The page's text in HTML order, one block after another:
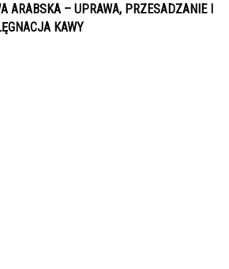
ARABSKA – UPRAWA, PRZESADZANIE I
KAWY